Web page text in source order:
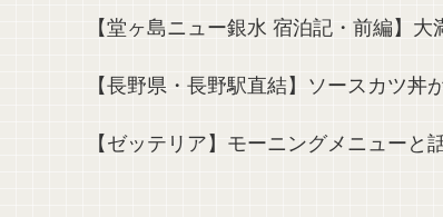
【堂ヶ島ニュー銀水 宿泊記・前編】
【長野県・長野駅直結】ソースカツ
【ゼッテリア】モーニングメニュー